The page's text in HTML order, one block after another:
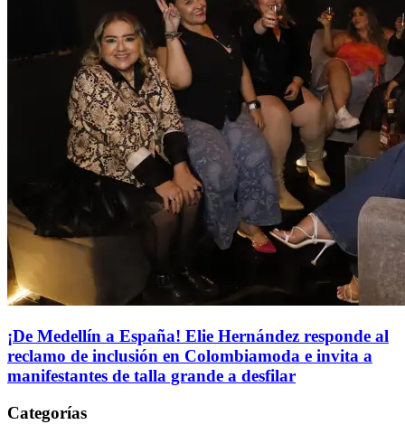
¡De Medellín a España! Elie Hernández responde al
reclamo de inclusión en Colombiamoda e invita a
manifestantes de talla grande a desfilar
Categorías